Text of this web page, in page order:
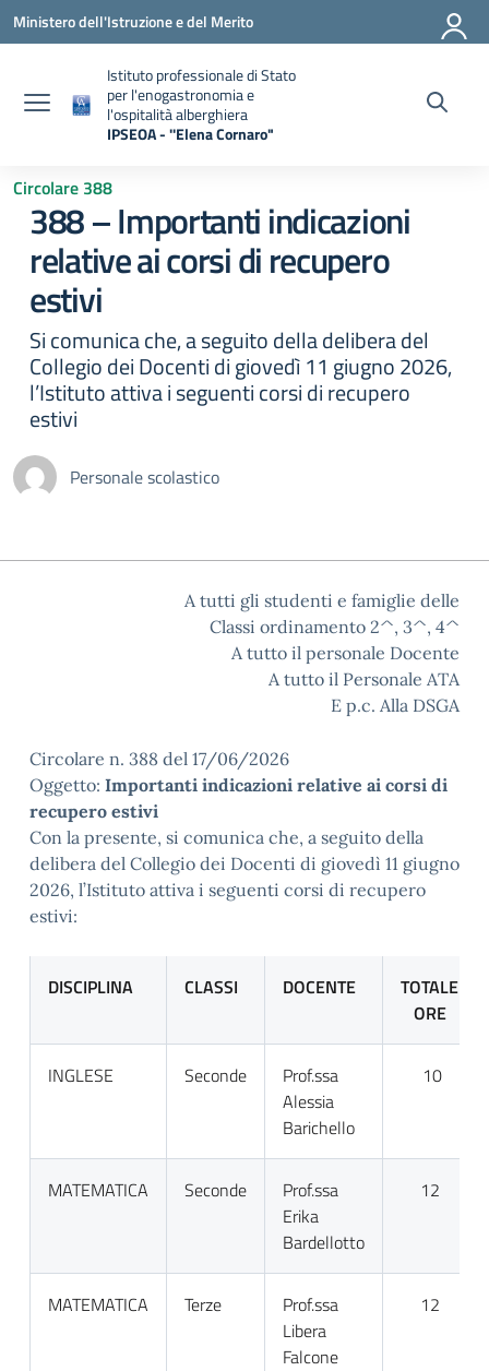
Vai ai contenuti
Vai al menu di navigazione
Vai al footer
Ministero dell'Istruzione e del Merito
Istituto professionale di Stato
per l'enogastronomia e
l'ospitalità alberghiera
IPSEOA - ''Elena Cornaro"
Circolare 388
388 – Importanti indicazioni
relative ai corsi di recupero
estivi
Si comunica che, a seguito della delibera del
Collegio dei Docenti di giovedì 11 giugno 2026,
l’Istituto attiva i seguenti corsi di recupero
estivi
Personale scolastico
A tutti gli studenti e famiglie delle
Classi ordinamento 2^, 3^, 4^
A tutto il personale Docente
A tutto il Personale ATA
E p.c. Alla DSGA
Circolare n. 388 del 17/06/2026
Oggetto: Importanti indicazioni relative ai corsi di
recupero estivi
Con la presente, si comunica che, a seguito della
delibera del Collegio dei Docenti di giovedì 11 giugno
2026, l’Istituto attiva i seguenti corsi di recupero
estivi:
DISCIPLINA CLASSI DOCENTE
TOTALE
ORE
INGLESE Seconde
Prof.ssa
Alessia
Barichello
10
MATEMATICA Seconde
Prof.ssa
Erika
Bardellotto
12
MATEMATICA Terze
Prof.ssa
Libera
Falcone
12